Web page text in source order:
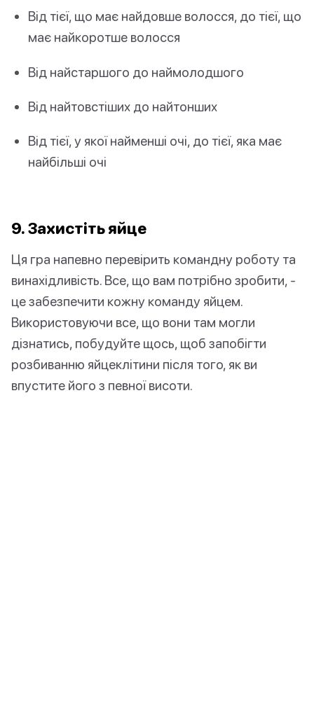
Від тієї, що має найдовше волосся, до тієї, що
має найкоротше волосся
Від найстаршого до наймолодшого
Від найтовстіших до найтонших
Від тієї, у якої найменші очі, до тієї, яка має
найбільші очі
9. Захистіть яйце
Ця гра напевно перевірить командну роботу та
винахідливість. Все, що вам потрібно зробити, -
це забезпечити кожну команду яйцем.
Використовуючи все, що вони там могли
дізнатись, побудуйте щось, щоб запобігти
розбиванню яйцеклітини після того, як ви
впустите його з певної висоти.